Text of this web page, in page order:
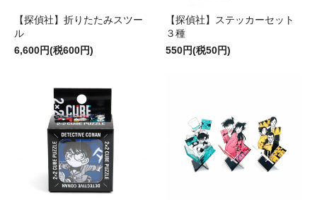
【探偵社】折りたたみスツー
ル
6,600円(税600円)
【探偵社】ステッカーセット
３種
550円(税50円)